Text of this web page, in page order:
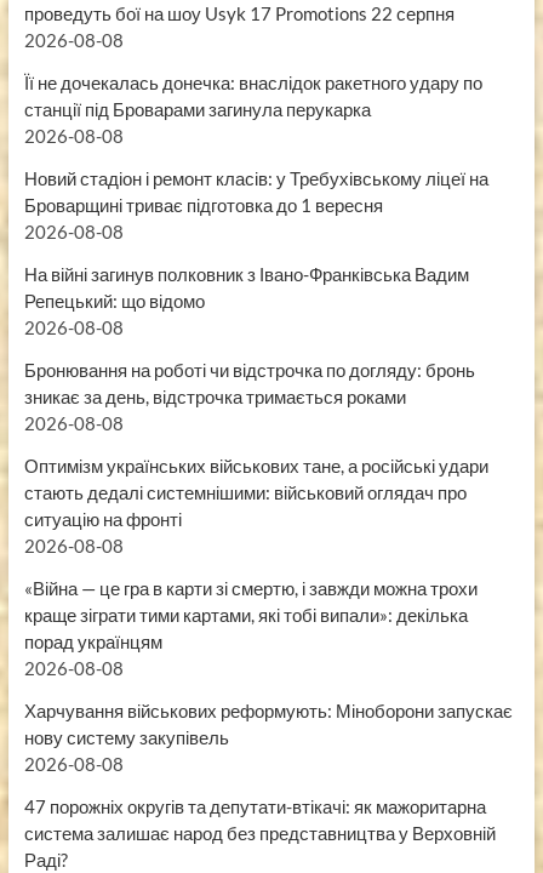
проведуть бої на шоу Usyk 17 Promotions 22 серпня
2026-08-08
Її не дочекалась донечка: внаслідок ракетного удару по
станції під Броварами загинула перукарка
2026-08-08
Новий стадіон і ремонт класів: у Требухівському ліцеї на
Броварщині триває підготовка до 1 вересня
2026-08-08
На війні загинув полковник з Івано-Франківська Вадим
Репецький: що відомо
2026-08-08
Бронювання на роботі чи відстрочка по догляду: бронь
зникає за день, відстрочка тримається роками
2026-08-08
Оптимізм українських військових тане, а російські удари
стають дедалі системнішими: військовий оглядач про
ситуацію на фронті
2026-08-08
«Війна — це гра в карти зі смертю, і завжди можна трохи
краще зіграти тими картами, які тобі випали»: декілька
порад українцям
2026-08-08
Харчування військових реформують: Міноборони запускає
нову систему закупівель
2026-08-08
47 порожніх округів та депутати-втікачі: як мажоритарна
система залишає народ без представництва у Верховній
Раді?